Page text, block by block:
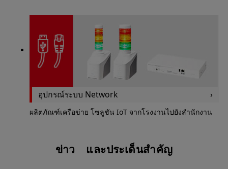
อุปกรณ์ระบบ Network
ผลิตภัณฑ์เครือข่าย โซลูชัน IoT จากโรงงานไปยังสํานักงาน
ข่าว และประเด็นสำคัญ